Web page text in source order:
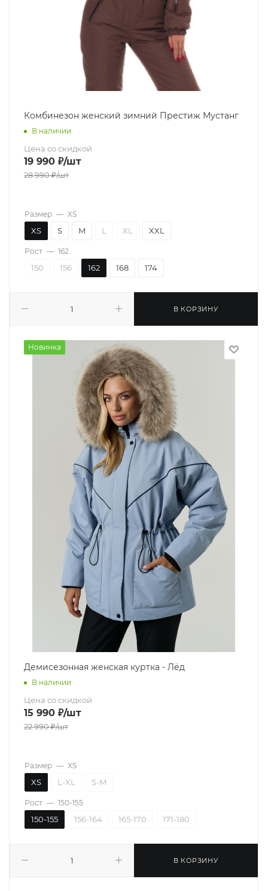
Комбинезон женский зимний Престиж Мустанг
В наличии
Цена со скидкой
19 990 ₽/шт
28 990₽/шт
В КОРЗИНУ
Размер — XS
XS S M L XL XXL
Рост — 162
150 156 162 168 174
Новинка
Демисезонная женская куртка - Лёд
В наличии
Цена со скидкой
15 990 ₽/шт
22 990₽/шт
В КОРЗИНУ
Размер — XS
XS L-XL S-M
Рост — 150-155
150-155 156-164 165-170 171-180